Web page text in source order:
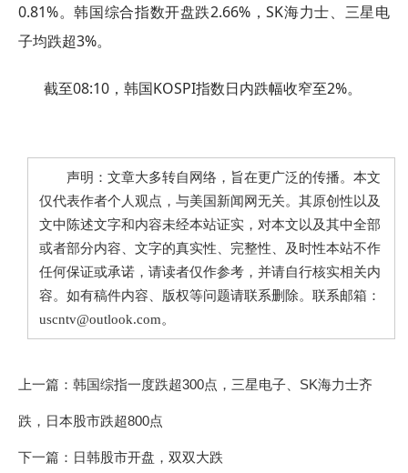
0.81%。韩国综合指数开盘跌2.66%，SK海力士、三星电
子均跌超3%。
截至08:10，韩国KOSPI指数日内跌幅收窄至2%。
声明：文章大多转自网络，旨在更广泛的传播。本文
仅代表作者个人观点，与美国新闻网无关。其原创性以及
文中陈述文字和内容未经本站证实，对本文以及其中全部
或者部分内容、文字的真实性、完整性、及时性本站不作
任何保证或承诺，请读者仅作参考，并请自行核实相关内
容。如有稿件内容、版权等问题请联系删除。联系邮箱：
uscntv@outlook.com。
上一篇： 韩国综指一度跌超300点，三星电子、SK海力士齐
跌，日本股市跌超800点
下一篇： 日韩股市开盘，双双大跌